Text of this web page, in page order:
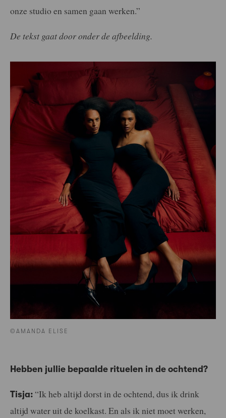
onze studio en samen gaan werken.”
De tekst gaat door onder de afbeelding.
©AMANDA ELISE
Hebben jullie bepaalde rituelen in de ochtend?
Tisja: “Ik heb altijd dorst in de ochtend, dus ik drink
altijd water uit de koelkast. En als ik niet moet werken,